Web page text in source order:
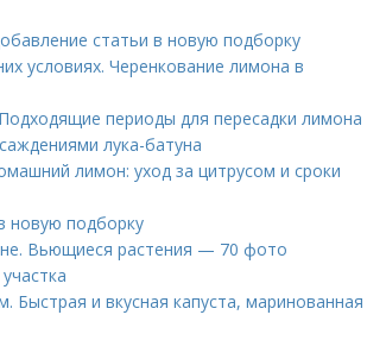
статьи в новую подборку
условиях. Черенкование лимона в
периоды для пересадки лимона
лука-батуна
лимон: уход за цитрусом и сроки
новую подборку
Вьющиеся растения — 70 фото
Быстрая и вкусная капуста, маринованная